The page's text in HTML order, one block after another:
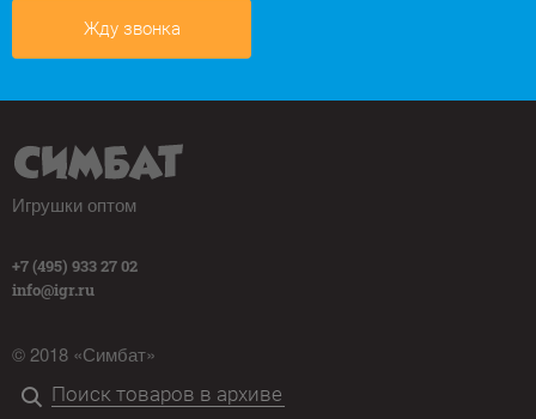
Жду звонка
Игрушки оптом
+7 (495) 933 27 02
info@igr.ru
© 2018 «Симбат»